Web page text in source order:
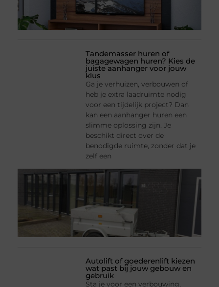
Tandemasser huren of
bagagewagen huren? Kies de
juiste aanhanger voor jouw
klus
Ga je verhuizen, verbouwen of
heb je extra laadruimte nodig
voor een tijdelijk project? Dan
kan een aanhanger huren een
slimme oplossing zijn. Je
beschikt direct over de
benodigde ruimte, zonder dat je
zelf een
Autolift of goederenlift kiezen
wat past bij jouw gebouw en
gebruik
Sta je voor een verbouwing,